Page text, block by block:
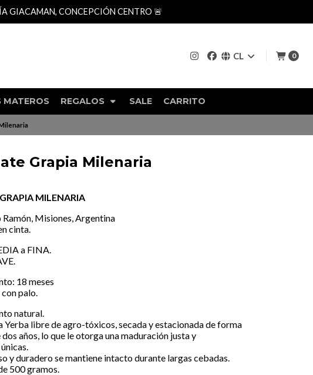
CL 0
MATEROS REGALOS SALE CARRITO
GIACAMAN, CONCEPCIÓN CENTRO 🚨
Grapia Milenaria
MILENARIA
Misiones, Argentina
cinta.
a FINA.
18 meses
palo.
natural.
Yerba libre de agro-tóxicos, secada y estacionada de forma
años, lo que le otorga una maduración justa y
y duradero se mantiene intacto durante largas cebadas.
500 gramos.